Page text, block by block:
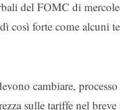
del FOMC di
così forte come alcuni
cambiare,
sulle tariffe nel breve